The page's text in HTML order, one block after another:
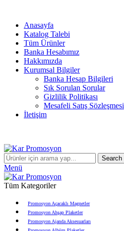
Anasayfa
Katalog Talebi
Tüm Ürünler
Banka Hesabımız
Hakkımızda
Kurumsal Bilgiler
Banka Hesap Bilgileri
Sık Sorulan Sorular
Gizlilik Politikası
Mesafeli Satış Sözleşmesi
İletişim
Search
Menü
Tüm Kategoriler
Promosyon Açacaklı Magnetler
Promosyon Ahşap Plaketler
Promosyon Ajanda Aksesuarları